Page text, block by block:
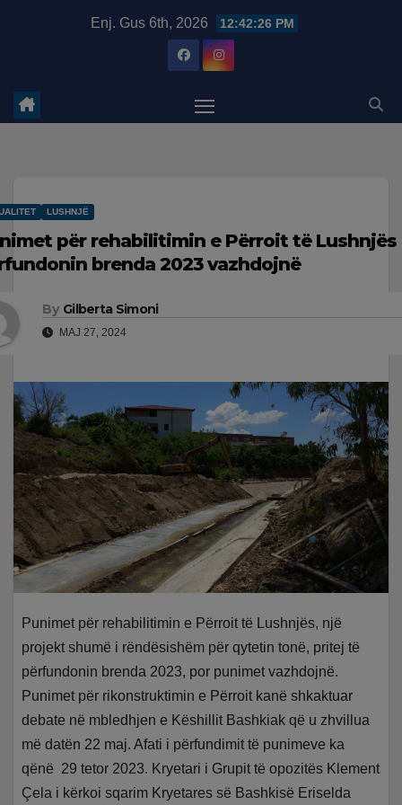
Enj. Gus 6th, 2026 12:42:27 PM
LUSHNJË
për rehabilitimin e Përroit të
brenda 2023 vazhdojnë
By Gilberta Simoni
MAJ 27, 2024
Punimet për rehabilitimin e Përroit të Lushnjës, një
projekt shumë i rëndësishëm për qytetin tonë, pritej të
përfundonin brenda 2023, por punimet vazhdojnë.
Punimet për rikonstruktimin e Përroit kanë shkaktuar
debate në mbledhjen e Këshillit Bashkiak që u zhvillua
më datën 22 maj. Afati i përfundimit të punimeve ka
qënë 29 tetor 2023. Kryetari i Grupit të opozitës Klement
Çela i kërkoi sqarim Kryetares së Bashkisë Eriselda